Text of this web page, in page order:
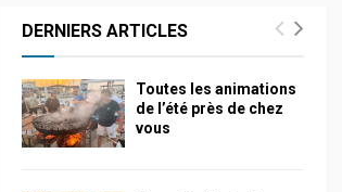
DERNIERS ARTICLES
Toutes les animations
de l’été près de chez
vous